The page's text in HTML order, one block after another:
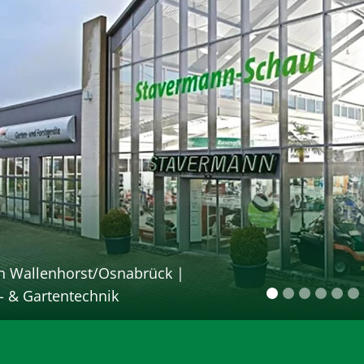
Wallenhorst/Osnabrück |
& Gartentechnik